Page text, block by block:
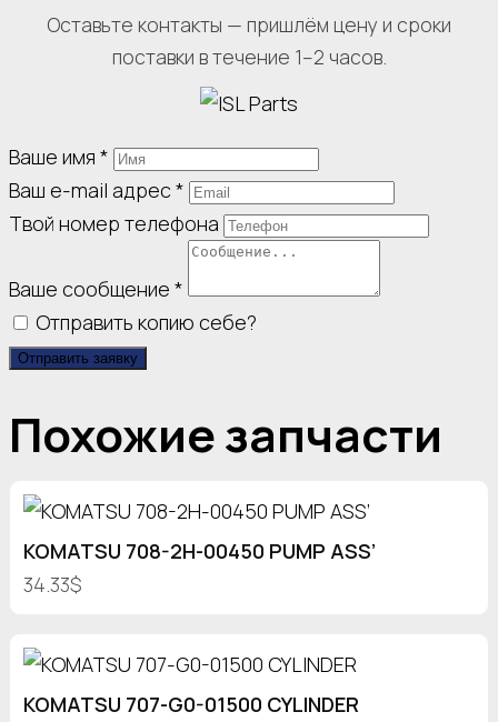
Оставьте контакты — пришлём цену и сроки
поставки в течение 1–2 часов.
Ваше имя *
Ваш e-mail адрес*
Твой номер телефона
Ваше сообщение *
Отправить копию себе?
Отправить заявку
Похожие запчасти
KOMATSU 708-2H-00450 PUMP ASS’
34.33$
KOMATSU 707-G0-01500 CYLINDER